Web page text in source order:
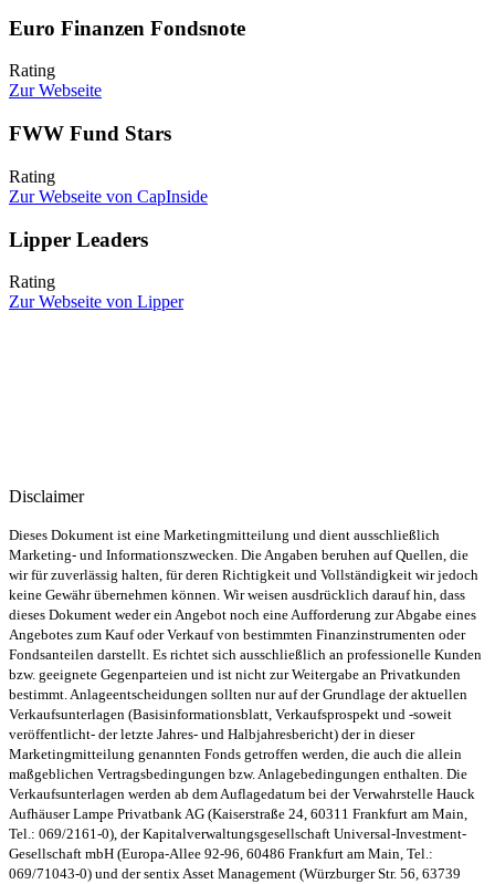
Euro Finanzen Fondsnote
Rating
Zur Webseite
FWW Fund Stars
Rating
Zur Webseite von CapInside
Lipper Leaders
Rating
Zur Webseite von Lipper
Disclaimer
Dieses Dokument ist eine Marketingmitteilung und dient ausschließlich
Marketing- und Informationszwecken. Die Angaben beruhen auf Quellen, die
wir für zuverlässig halten, für deren Richtigkeit und Vollständigkeit wir jedoch
keine Gewähr übernehmen können. Wir weisen ausdrücklich darauf hin, dass
dieses Dokument weder ein Angebot noch eine Aufforderung zur Abgabe eines
Angebotes zum Kauf oder Verkauf von bestimmten Finanzinstrumenten oder
Fondsanteilen darstellt. Es richtet sich ausschließlich an professionelle Kunden
bzw. geeignete Gegenparteien und ist nicht zur Weitergabe an Privatkunden
bestimmt. Anlageentscheidungen sollten nur auf der Grundlage der aktuellen
Verkaufsunterlagen (Basisinformationsblatt, Verkaufsprospekt und -soweit
veröffentlicht- der letzte Jahres- und Halbjahresbericht) der in dieser
Marketingmitteilung genannten Fonds getroffen werden, die auch die allein
maßgeblichen Vertragsbedingungen bzw. Anlagebedingungen enthalten. Die
Verkaufsunterlagen werden ab dem Auflagedatum bei der Verwahrstelle Hauck
Aufhäuser Lampe Privatbank AG (Kaiserstraße 24, 60311 Frankfurt am Main,
Tel.: 069/2161-0), der Kapitalverwaltungsgesellschaft Universal-Investment-
Gesellschaft mbH (Europa-Allee 92-96, 60486 Frankfurt am Main, Tel.:
069/71043-0) und der sentix Asset Management (Würzburger Str. 56, 63739